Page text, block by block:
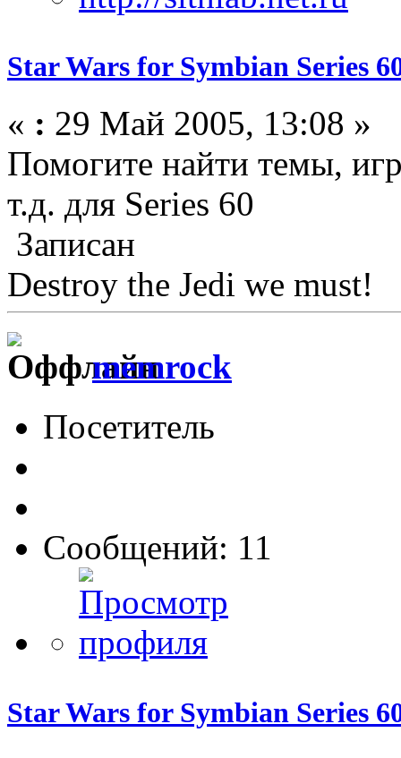
Star Wars for Symbian Series
« : 29 Май 2005, 13:08 »
Помогите найти темы,
т.д. для Series 60
Записан
Destroy the Jedi we must!
memrock
Посетитель
Сообщений: 11
Star Wars for Symbian Series